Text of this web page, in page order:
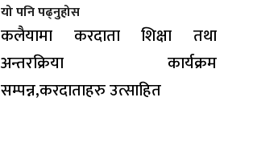
यो पनि पढ्नुहोस
कलैयामा करदाता शिक्षा तथा
अन्तरक्रिया कार्यक्रम
सम्पन्न,करदाताहरु उत्साहित